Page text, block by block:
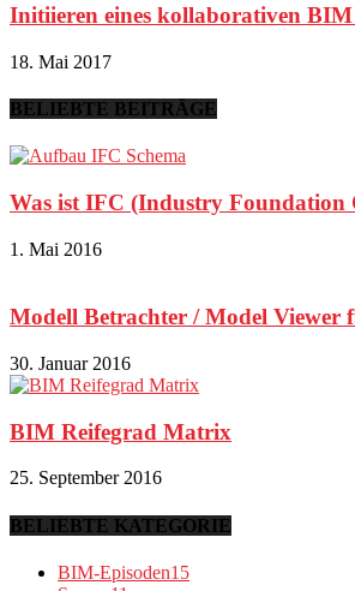
Initiieren eines kollaborativen
18. Mai 2017
BELIEBTE BEITRÄGE
Was ist IFC (Industry Foundation
1. Mai 2016
Modell Betrachter / Model Viewer
30. Januar 2016
BIM Reifegrad Matrix
25. September 2016
BELIEBTE KATEGORIE
BIM-Episoden15